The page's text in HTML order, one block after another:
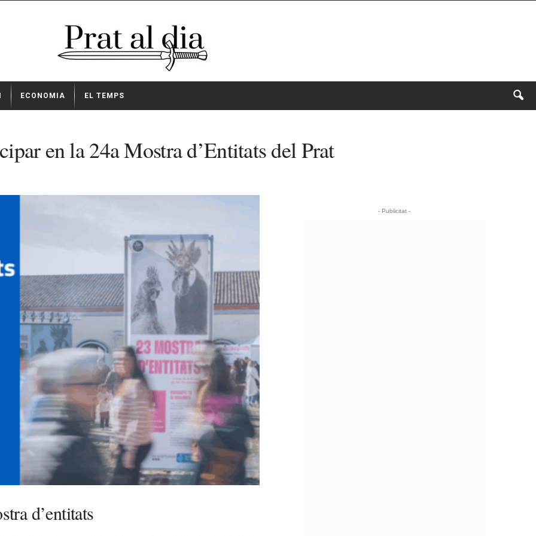
ECONOMIA EL TEMPS
en la 24a Mostra d’Entitats del Prat
d’entitats
- Publicitat -